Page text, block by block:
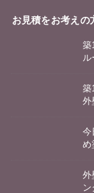
お見積をお考えの
築
築
外
今
め
外